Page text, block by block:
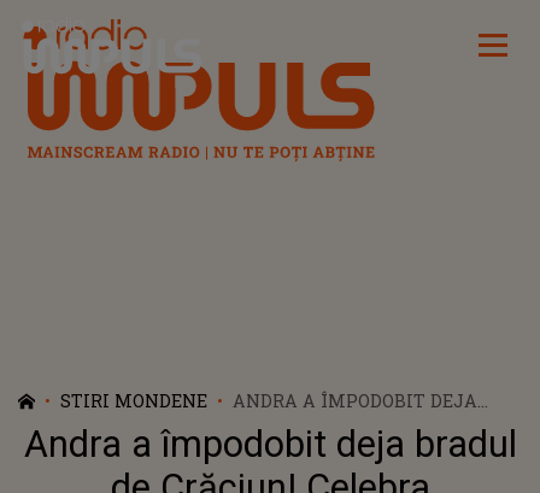
Radio Impuls
STIRI MONDENE
ANDRA A ÎMPODOBIT DEJA
BRADUL DE CRĂCIUN! CELEBRA
CÂNTĂREAȚĂ A ÎMPĂRTĂȘIT
CU URMĂRITORII DIN MEDIUL
Andra a împodobit deja bradul